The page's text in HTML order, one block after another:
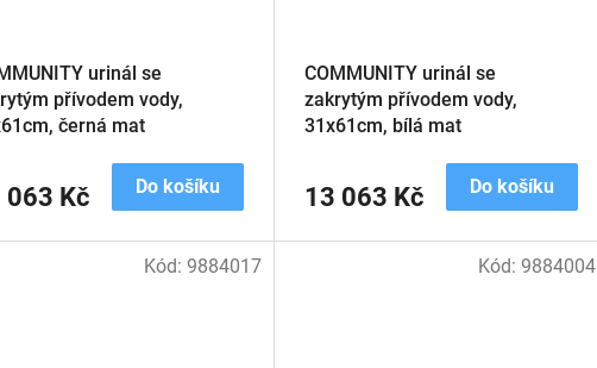
urinál se
přívodem vody,
černá mat
063 Kč Do košíku
COMMUNITY urinál se
zakrytým přívodem vody,
31x61cm, bílá mat
13 063 Kč Do košíku
Kód: 9884017 Kód: 9884004